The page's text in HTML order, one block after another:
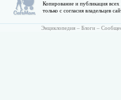
Копирование и публикация всех
только с согласия владельцев
Энциклопедия – Блоги –